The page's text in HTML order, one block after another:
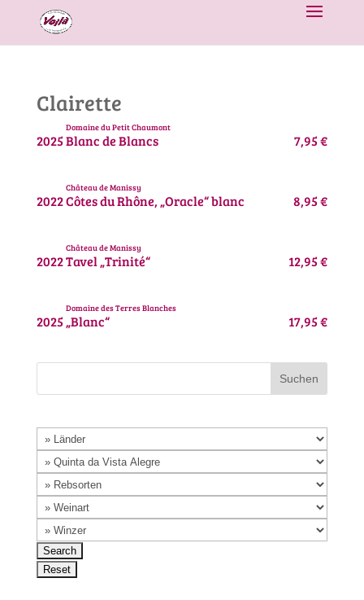
Clairette
2025
Domaine du Petit Chaumont
Blanc de Blancs 7,95 €
2022
Château de Manissy
Côtes du Rhône, „Oracle“ blanc 8,95 €
2022
Château de Manissy
Tavel „Trinité“ 12,95 €
2025
Domaine des Terres Blanches
„Blanc“ 17,95 €